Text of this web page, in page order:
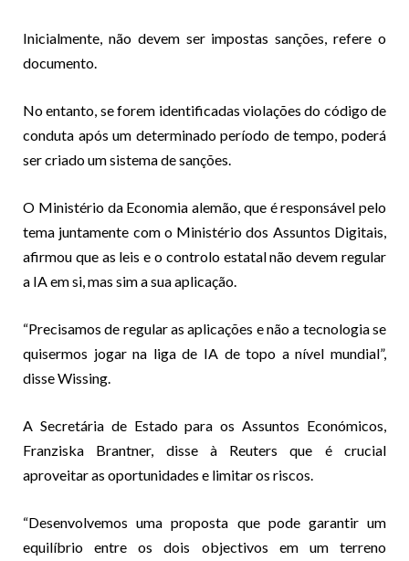
Inicialmente, não devem ser impostas sanções, refere o
documento.
No entanto, se forem identificadas violações do código de
conduta após um determinado período de tempo, poderá
ser criado um sistema de sanções.
O Ministério da Economia alemão, que é responsável pelo
tema juntamente com o Ministério dos Assuntos Digitais,
afirmou que as leis e o controlo estatal não devem regular
a IA em si, mas sim a sua aplicação.
“Precisamos de regular as aplicações e não a tecnologia se
quisermos jogar na liga de IA de topo a nível mundial”,
disse Wissing.
A Secretária de Estado para os Assuntos Económicos,
Franziska Brantner, disse à Reuters que é crucial
aproveitar as oportunidades e limitar os riscos.
“Desenvolvemos uma proposta que pode garantir um
equilíbrio entre os dois objectivos em um terreno